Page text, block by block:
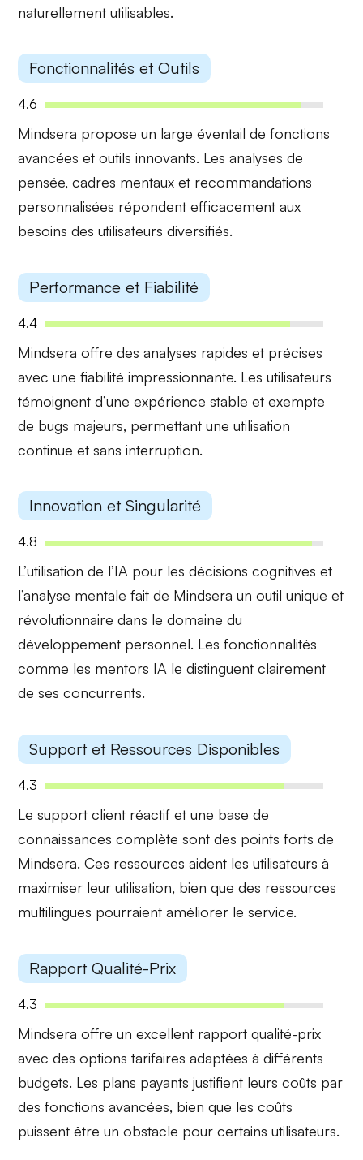
naturellement utilisables.
Fonctionnalités et Outils
4.6
Mindsera propose un large éventail defonctions
avancées etoutils innovants. Les analyses de
pensée, cadres mentaux et recommandations
personnalisées répondent efficacement aux
besoins des utilisateurs diversifiés.
Performance et Fiabilité
4.4
Mindsera offre des analyses rapides et précises
avec une fiabilité impressionnante. Les utilisateurs
témoignent d’uneexpérience stable et exempte
de bugs majeurs, permettant une utilisation
continue et sans interruption.
Innovation et Singularité
4.8
L’utilisation de l’IA pour les décisions cognitives et
l’analyse mentale fait de Mindsera un outilunique et
révolutionnaire dans le domaine du
développement personnel. Les fonctionnalités
comme les mentors IA le distinguent clairement
de ses concurrents.
Support et Ressources Disponibles
4.3
Lesupport client réactif et une base de
connaissances complète sont des points forts de
Mindsera. Ces ressources aident les utilisateurs à
maximiser leur utilisation, bien que des ressources
multilingues pourraient améliorer le service.
Rapport Qualité-Prix
4.3
Mindsera offre unexcellent rapport qualité-prix
avec des options tarifaires adaptées à différents
budgets. Les plans payants justifient leurs coûts par
des fonctions avancées, bien que les coûts
puissent être un obstacle pour certains utilisateurs.